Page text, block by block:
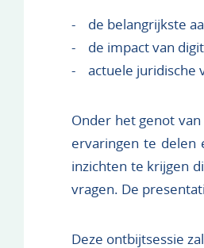
- de belangrijkste
- de impact van
- actuele juridische
Onder het genot
ervaringen te delen
inzichten te krijgen
vragen. De
Deze ontbijtsessie